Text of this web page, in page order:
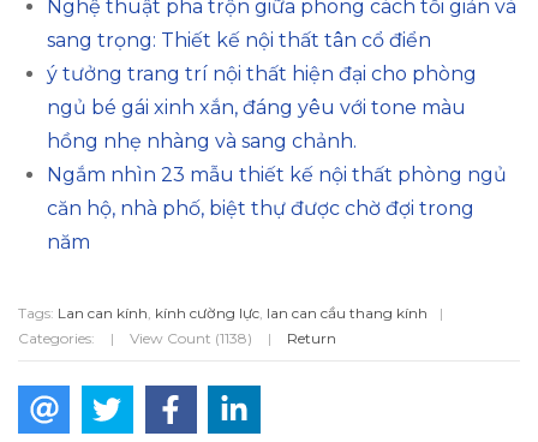
Nghệ thuật pha trộn giữa phong cách tối giản và
sang trọng: Thiết kế nội thất tân cổ điển
ý tưởng trang trí nội thất hiện đại cho phòng
ngủ bé gái xinh xắn, đáng yêu với tone màu
hồng nhẹ nhàng và sang chảnh.
Ngắm nhìn 23 mẫu thiết kế nội thất phòng ngủ
căn hộ, nhà phố, biệt thự được chờ đợi trong
năm
Tags: Lan can kính, kính cường lực, lan can cầu thang kính
|
Categories:
| View Count (1138) | Return